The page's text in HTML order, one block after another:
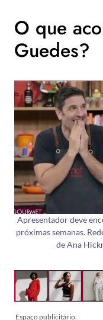
O que
Guedes?
Apresentador deve
próximas semanas.
de Ana